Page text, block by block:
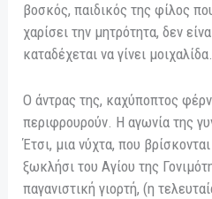
βοσκός, παιδικός της φίλος
χαρίσει την μητρότητα, δεν
καταδέχεται να γίνει μοιχαλίδα.
Ο άντρας της, καχύποπτος
περιφρουρούν. Η αγωνία της
Έτσι, μια νύχτα, που
ξωκλήσι του Αγίου της
παγανιστική γιορτή, (η